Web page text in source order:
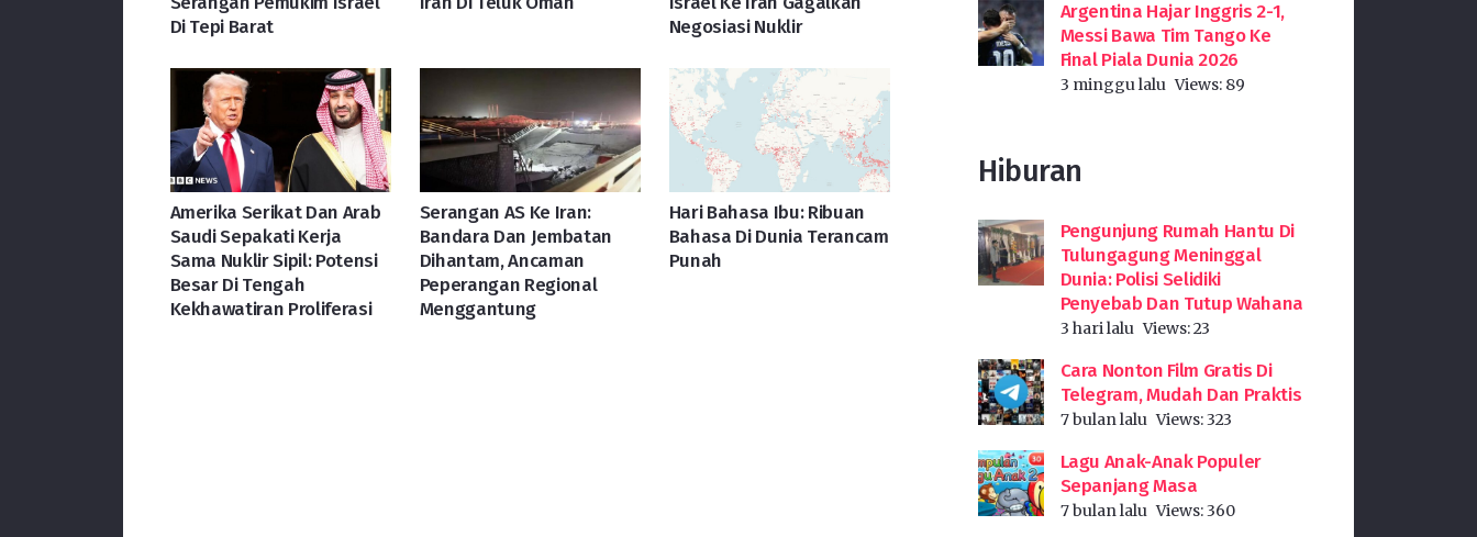
Di Tepi Barat
Negosiasi Nuklir
Amerika Serikat Dan Arab
Saudi Sepakati Kerja
Sama Nuklir Sipil: Potensi
Besar Di Tengah
Kekhawatiran Proliferasi
Serangan AS Ke Iran:
Bandara Dan Jembatan
Dihantam, Ancaman
Peperangan Regional
Menggantung
Hari Bahasa Ibu: Ribuan
Bahasa Di Dunia Terancam
Punah
Argentina Hajar Inggris 2-1,
Messi Bawa Tim Tango Ke
Final Piala Dunia 2026
3 minggu lalu Views: 89
Hiburan
Pengunjung Rumah Hantu Di
Tulungagung Meninggal
Dunia: Polisi Selidiki
Penyebab Dan Tutup Wahana
3 hari lalu Views:23
Cara Nonton Film Gratis Di
Telegram, Mudah Dan Praktis
7 bulan lalu Views:323
Lagu Anak-Anak Populer
Sepanjang Masa
7 bulan lalu Views:360